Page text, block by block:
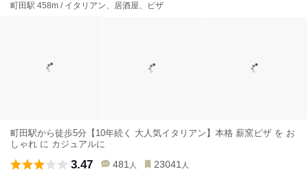
町田駅 458m / イタリアン、居酒屋、ピザ
町田駅から徒歩5分【10年続く 大人気イタリアン】本格 薪窯ピザ を お
しゃれ に カジュアルに
3.47 481 人 23041 人